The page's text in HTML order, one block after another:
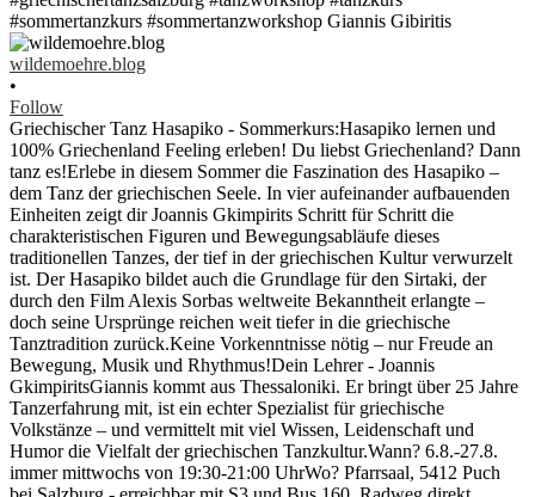
wildemoehre.blog
•
Follow
Griechischer Tanz Hasapiko - Sommerkurs:Hasapiko lernen und
100% Griechenland Feeling erleben! Du liebst Griechenland? Dann
tanz es!Erlebe in diesem Sommer die Faszination des Hasapiko –
dem Tanz der griechischen Seele. In vier aufeinander aufbauenden
Einheiten zeigt dir Joannis Gkimpirits Schritt für Schritt die
charakteristischen Figuren und Bewegungsabläufe dieses
traditionellen Tanzes, der tief in der griechischen Kultur verwurzelt
ist. Der Hasapiko bildet auch die Grundlage für den Sirtaki, der
durch den Film Alexis Sorbas weltweite Bekanntheit erlangte –
doch seine Ursprünge reichen weit tiefer in die griechische
Tanztradition zurück.Keine Vorkenntnisse nötig – nur Freude an
Bewegung, Musik und Rhythmus!Dein Lehrer - Joannis
GkimpiritsGiannis kommt aus Thessaloniki. Er bringt über 25 Jahre
Tanzerfahrung mit, ist ein echter Spezialist für griechische
Volkstänze – und vermittelt mit viel Wissen, Leidenschaft und
Humor die Vielfalt der griechischen Tanzkultur.Wann? 6.8.-27.8.
immer mittwochs von 19:30-21:00 UhrWo? Pfarrsaal, 5412 Puch